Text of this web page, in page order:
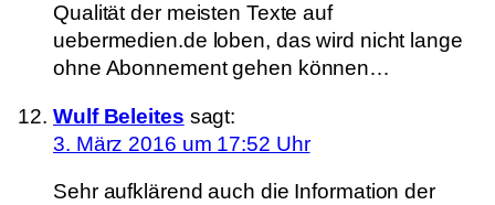
Qualität der meisten Texte auf
uebermedien.de loben, das wird nicht lange
ohne Abonnement gehen können…
Wulf Beleites sagt:
3. März 2016 um 17:52 Uhr
Sehr aufklärend auch die Information der